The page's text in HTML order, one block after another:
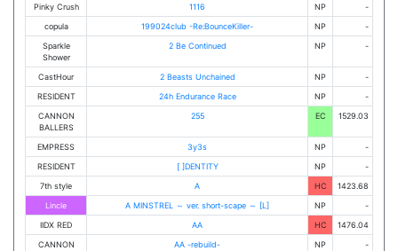
Pinky Crush
1116 NP
-
copula
199024club -Re:BounceKiller- NP
-
Sparkle
Shower
2 Be Continued NP -
CastHour 2 Beasts Unchained NP
-
RESIDENT
24h Endurance Race NP
-
CANNON
BALLERS
255 EC 1529.03
EMPRESS 3y3s NP
-
RESIDENT
[ ]DENTITY NP
-
7th style
A HC
1423.68
Lincle
A MINSTREL ～ ver. short-scape ～ [L] NP
-
IIDX RED
AA HC
1476.04
CANNON
AA -rebuild- NP -